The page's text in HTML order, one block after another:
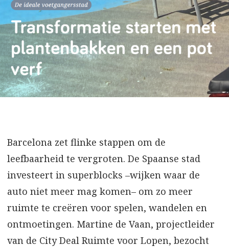
Barcelona zet flinke stappen om de
leefbaarheid te vergroten. De Spaanse stad
investeert in superblocks –wijken waar de
auto niet meer mag komen– om zo meer
ruimte te creëren voor spelen, wandelen en
ontmoetingen. Martine de Vaan, projectleider
van de City Deal Ruimte voor Lopen, bezocht